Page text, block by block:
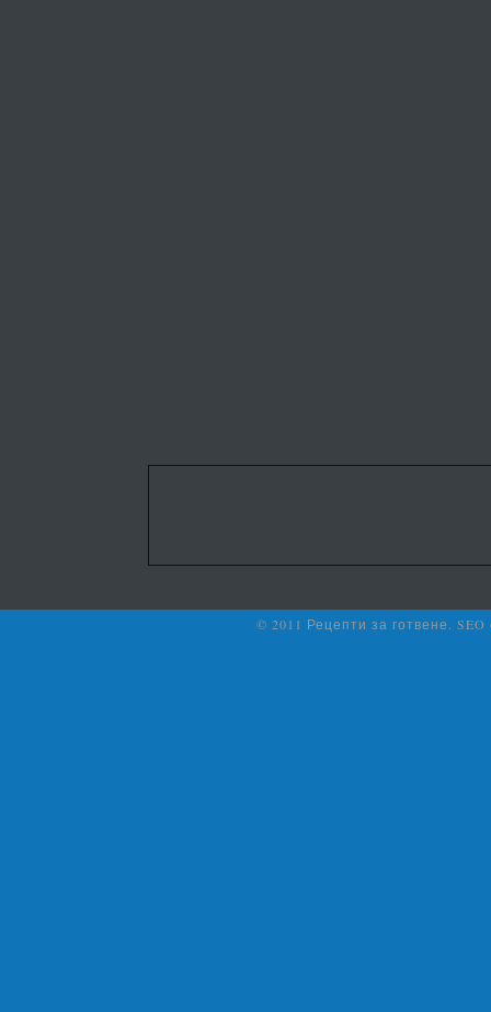
© 2011 Рецепти за готвене.